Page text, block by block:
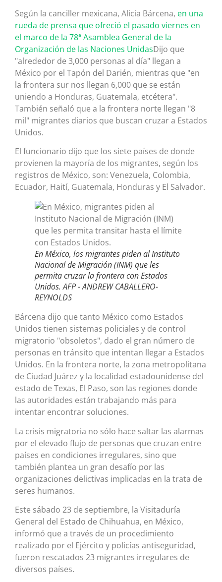
Según la canciller mexicana, Alicia Bárcena, en una
rueda de prensa que ofreció el pasado viernes en
el marco de la 78ª Asamblea General de la
Organización de las Naciones UnidasDijo que
"alrededor de 3,000 personas al día" llegan a
México por el Tapón del Darién, mientras que "en
la frontera sur nos llegan 6,000 que se están
uniendo a Honduras, Guatemala, etcétera".
También señaló que a la frontera norte llegan "8
mil" migrantes diarios que buscan cruzar a Estados
Unidos.
El funcionario dijo que los siete países de donde
provienen la mayoría de los migrantes, según los
registros de México, son: Venezuela, Colombia,
Ecuador, Haití, Guatemala, Honduras y El Salvador.
En México, los migrantes piden al Instituto
Nacional de Migración (INM) que les
permita cruzar la frontera con Estados
Unidos. AFP - ANDREW CABALLERO-
REYNOLDS
Bárcena dijo que tanto México como Estados
Unidos tienen sistemas policiales y de control
migratorio "obsoletos", dado el gran número de
personas en tránsito que intentan llegar a Estados
Unidos. En la frontera norte, la zona metropolitana
de Ciudad Juárez y la localidad estadounidense del
estado de Texas, El Paso, son las regiones donde
las autoridades están trabajando más para
intentar encontrar soluciones.
La crisis migratoria no sólo hace saltar las alarmas
por el elevado flujo de personas que cruzan entre
países en condiciones irregulares, sino que
también plantea un gran desafío por las
organizaciones delictivas implicadas en la trata de
seres humanos.
Este sábado 23 de septiembre, la Visitaduría
General del Estado de Chihuahua, en México,
informó que a través de un procedimiento
realizado por el Ejército y policías antiseguridad,
fueron rescatados 23 migrantes irregulares de
diversos países.